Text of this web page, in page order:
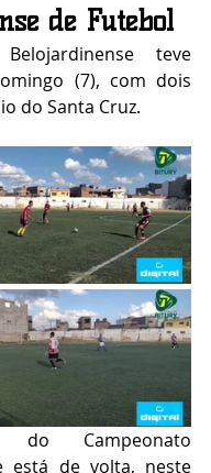
de Futebol
teve
(7), com dois
do Santa Cruz.
Campeonato
está de volta, neste